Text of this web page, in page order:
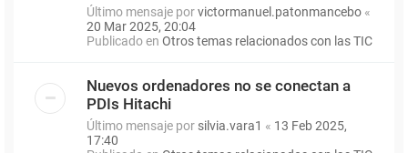
Último mensaje porvictormanuel.patonmancebo «
20 Mar 2025, 20:04
Publicado en Otros temas relacionados con las TIC
Nuevos ordenadores no se conectan a
PDIs Hitachi
Último mensaje por silvia.vara1 « 13 Feb 2025,
17:40